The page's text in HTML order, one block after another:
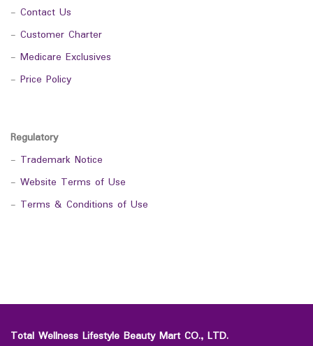
- Contact Us
- Customer Charter
- Medicare Exclusives
- Price Policy
Regulatory
- Trademark Notice
- Website Terms of Use
- Terms & Conditions of Use
Total Wellness Lifestyle Beauty Mart CO., LTD.